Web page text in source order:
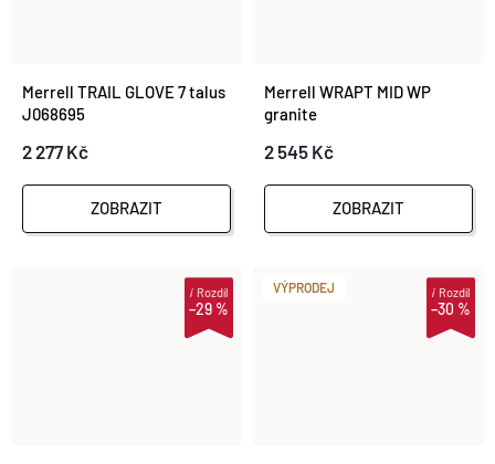
Merrell TRAIL GLOVE 7 talus
J068695
2 277 Kč
ZOBRAZIT
Merrell WRAPT MID WP
granite
2 545 Kč
ZOBRAZIT
–29 %
iRozdíl VÝPRODEJ
–30 %
iRozdíl